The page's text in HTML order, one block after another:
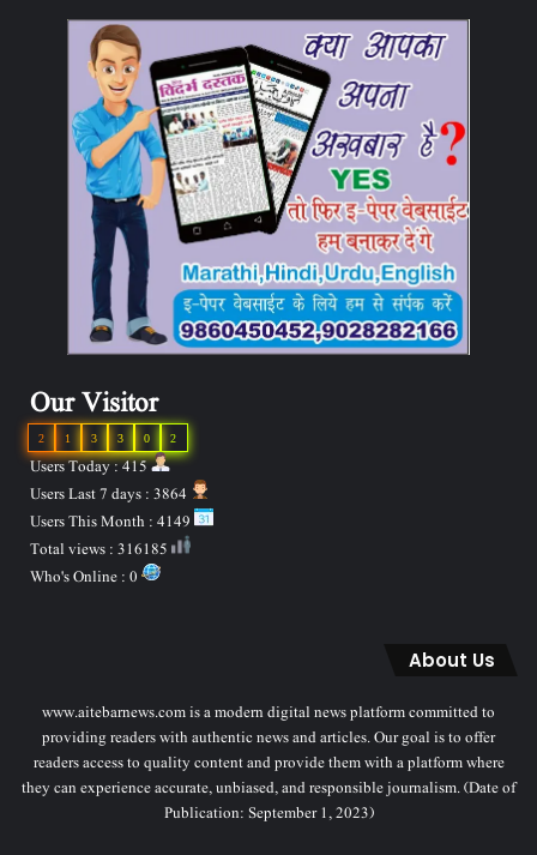
Our Visitor
2
0
3
3
1
2
Users Today : 415
About Us
www.aitebarnews.com is a modern digital news platform committed to
providing readers with authentic news and articles. Our goal is to offer
readers access to quality content and provide them with a platform where
they can experience accurate, unbiased, and responsible journalism. (Date of
Publication: September 1, 2023)